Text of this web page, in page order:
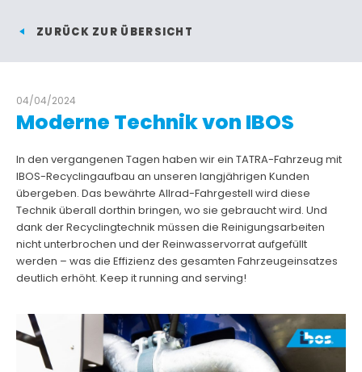
ZURÜCK ZUR ÜBERSICHT
04/04/2024
Moderne Technik von IBOS
In den vergangenen Tagen haben wir ein TATRA-Fahrzeug mit
IBOS-Recyclingaufbau an unseren langjährigen Kunden
übergeben. Das bewährte Allrad-Fahrgestell wird diese
Technik überall dorthin bringen, wo sie gebraucht wird. Und
dank der Recyclingtechnik müssen die Reinigungsarbeiten
nicht unterbrochen und der Reinwasservorrat aufgefüllt
werden – was die Effizienz des gesamten Fahrzeugeinsatzes
deutlich erhöht. Keep it running and serving!